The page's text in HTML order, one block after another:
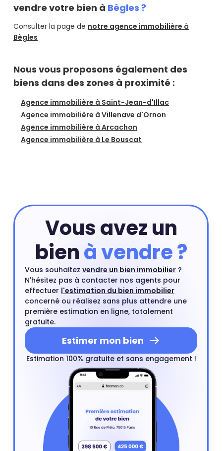
vendre votre bien à Bègles ?
Consulter la page de notre agence immobilière à
Bègles
Nous vous proposons également des
biens dans des zones à proximité :
Agence immobilière à Saint-Jean-d'Illac
Agence immobilière à Villenave d'Ornon
Agence immobilière à Arcachon
Agence immobilière à Le Bouscat
Vous avez un
bienà vendre ?
Vous souhaitez vendre un bien immobilier ?
N'hésitez pas à contacter nos agents pour
effectuer l'estimation du bien immobilier
concerné ou réalisez sans plus attendre une
première estimation en ligne, totalement
gratuite.
Estimer mon bien
Estimation 100% gratuite et sans engagement !